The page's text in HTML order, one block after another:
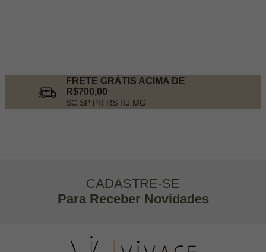
FRETE GRÁTIS ACIMA DE
R$700,00
SC SP PR RS RJ MG
CADASTRE-SE
Para Receber Novidades